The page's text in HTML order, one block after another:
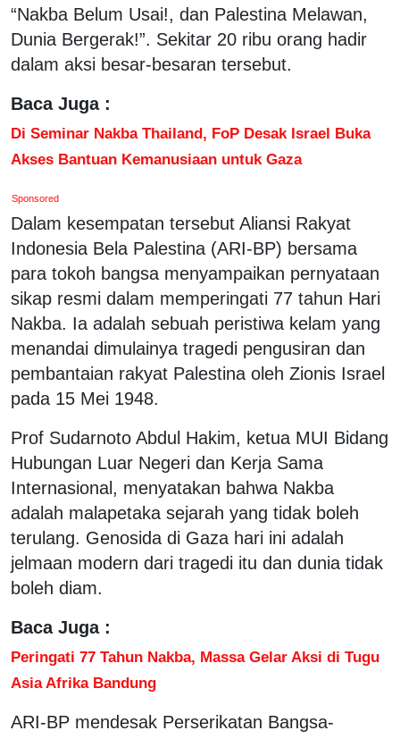
“Nakba Belum Usai!, dan Palestina Melawan,
Dunia Bergerak!”. Sekitar 20 ribu orang hadir
dalam aksi besar-besaran tersebut.
Baca Juga :
Di Seminar Nakba Thailand, FoP Desak Israel Buka
Akses Bantuan Kemanusiaan untuk Gaza
Sponsored
Dalam kesempatan tersebut Aliansi Rakyat
Indonesia Bela Palestina (ARI-BP) bersama
para tokoh bangsa menyampaikan pernyataan
sikap resmi dalam memperingati 77 tahun Hari
Nakba. Ia adalah sebuah peristiwa kelam yang
menandai dimulainya tragedi pengusiran dan
pembantaian rakyat Palestina oleh Zionis Israel
pada 15 Mei 1948.
Prof Sudarnoto Abdul Hakim, ketua MUI Bidang
Hubungan Luar Negeri dan Kerja Sama
Internasional, menyatakan bahwa Nakba
adalah malapetaka sejarah yang tidak boleh
terulang. Genosida di Gaza hari ini adalah
jelmaan modern dari tragedi itu dan dunia tidak
boleh diam.
Baca Juga :
Peringati 77 Tahun Nakba, Massa Gelar Aksi di Tugu
Asia Afrika Bandung
ARI-BP mendesak Perserikatan Bangsa-